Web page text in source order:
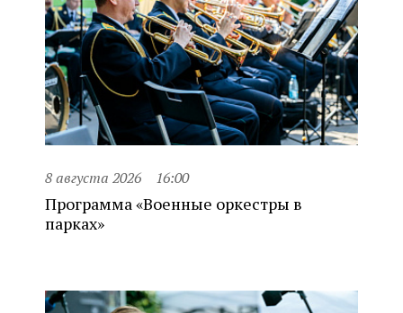
8 августа 2026 16:00
Программа «Военные оркестры в
парках»